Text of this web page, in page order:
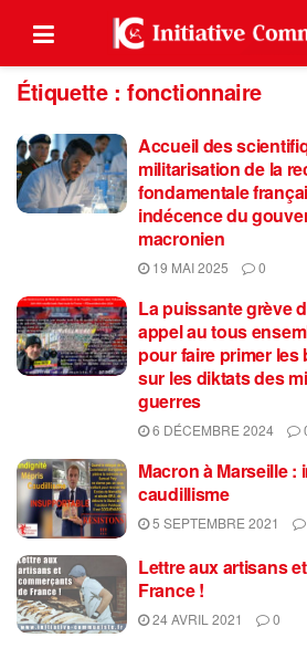
Étiquette :fonctionnaire
Accueil des
militarisation de la
fondamentale
indécence du
macronien
19 MAI 2025 0
La puissante grève
appel au tous
pour faire primer
sur les diktats des
guerres
6 DÉCEMBRE 2024
Macron à Marseille
caudillisme
5 SEPTEMBRE 2021
Lettre aux artisans
France !
24 AVRIL 2021 0